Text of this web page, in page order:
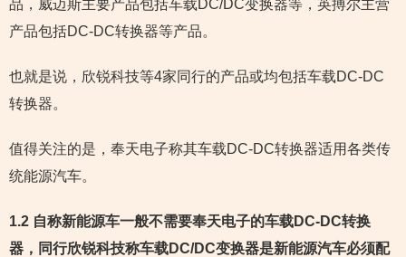
品，威迈斯主要产品包括车载DC/DC变换器等，英搏尔主营
产品包括DC-DC转换器等产品。
也就是说，欣锐科技等4家同行的产品或均包括车载DC-DC
转换器。
值得关注的是，奉天电子称其车载DC-DC转换器适用各类传
统能源汽车。
1.2 自称新能源车一般不需要奉天电子的车载DC-DC转换
器， 同行欣锐科技称车载DC/DC变换器是新能源汽车必须配